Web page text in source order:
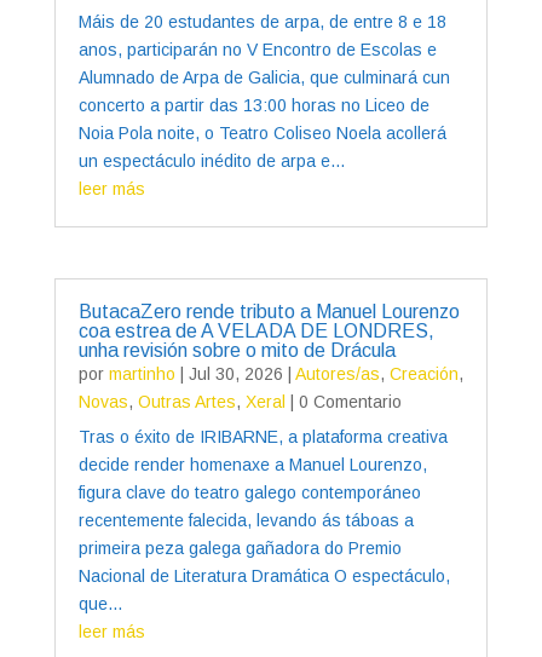
Máis de 20 estudantes de arpa, de entre 8 e 18
anos, participarán no V Encontro de Escolas e
Alumnado de Arpa de Galicia, que culminará cun
concerto a partir das 13:00 horas no Liceo de
Noia Pola noite, o Teatro Coliseo Noela acollerá
un espectáculo inédito de arpa e...
leer más
ButacaZero rende tributo a Manuel Lourenzo
coa estrea de A VELADA DE LONDRES,
unha revisión sobre o mito de Drácula
por martinho Jul 30, 2026 Autores/as, Creación,
Novas, Outras Artes, Xeral
| 0 Comentario
Tras o éxito de IRIBARNE, a plataforma creativa
decide render homenaxe a Manuel Lourenzo,
figura clave do teatro galego contemporáneo
recentemente falecida, levando ás táboas a
primeira peza galega gañadora do Premio
Nacional de Literatura Dramática O espectáculo,
que...
leer más